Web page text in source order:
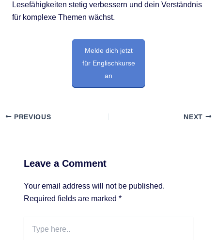
Lesefähigkeiten stetig verbessern und dein Verständnis
für komplexe Themen wächst.
Melde dich jetzt
für Englischkurse
an
PREVIOUS NEXT
Leave a Comment
Your email address will not be published.
Required fields are marked *
here..